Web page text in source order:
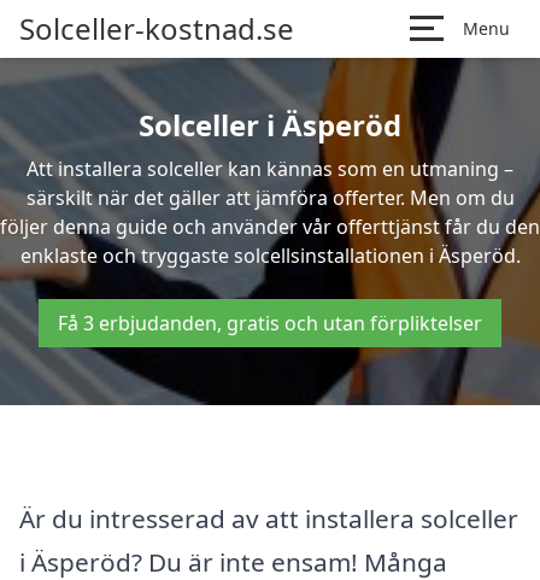
Solceller-kostnad.se Menu
Solceller i Äsperöd
Att installera solceller kan kännas som en utmaning –
särskilt när det gäller att jämföra offerter. Men om du
följer denna guide och använder vår offerttjänst får du den
enklaste och tryggaste solcellsinstallationen i Äsperöd.
Få 3 erbjudanden, gratis och utan förpliktelser
Är du intresserad av att installera solceller
i Äsperöd? Du är inte ensam! Många